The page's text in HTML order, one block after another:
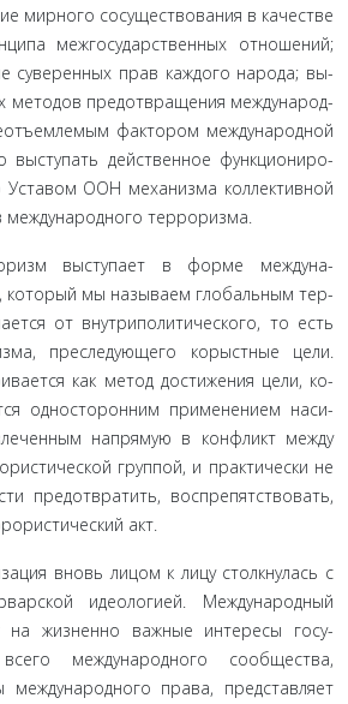
мирного сосуществования в качестве
межгосударственных отношений;
суверенных прав каждого народа; вы­
методов предотвращения международ­
фактором международной
выступать действенное функциониро­
Уставом ООН механизма коллективной
международного терроризма.
выступает в форме междуна­
который мы называем глобальным тер­
от внутриполитического, то есть
преследующего корыстные цели.
как метод достижения цели, ко­
односторонним применением наси­
напрямую в конфликт между
группой, и практически не
предотвратить, воспрепятствовать,
акт.
вновь лицом к лицу столкну­лась с
идеологией. Международ­ный
на жизненно важные интересы госу­
международного сообщества,
права, представляет